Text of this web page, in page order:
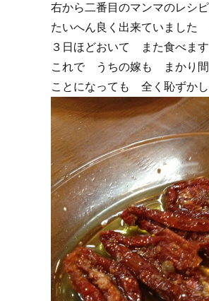
右から二番目のマンマのレシ
たいへん良く出来ていました
３日ほどおいて また食べま
これで うちの嫁も まかり
ことになっても 全く恥ずかし